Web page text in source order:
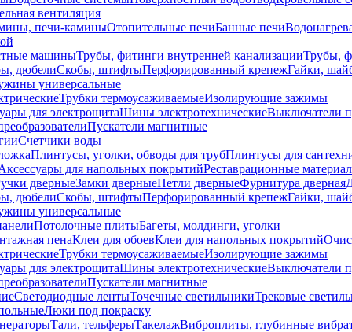
вентиляция
печи-каминыОтопительные печиБанные печи
машиныТрубы, фитинги внутренней канализацииТрубы,
дюбелиСкобы, штифтыПерфорированный крепежГайки,
универсальные
Трубки термоусаживаемыеИзолирующие зажимы
для электрощитаШины электротехническиеВыключатели
Пускатели магнитные
Счетчики воды
Плинтусы, уголки, обводы для трубПлинтусы для
для напольных покрытийРеставрационные
дверныеЗамки дверныеПетли дверныеФурнитура дверная
дюбелиСкобы, штифтыПерфорированный крепежГайки,
универсальные
Потолочные плитыБагеты, молдинги, уголки
пенаКлеи для обоевКлеи для напольных покрытий
Трубки термоусаживаемыеИзолирующие зажимы
для электрощитаШины электротехническиеВыключатели
Пускатели магнитные
Светодиодные лентыТочечные светильникиТрековые
Люки под покраску
Тали, тельферыТакелажВиброплиты, глубинные